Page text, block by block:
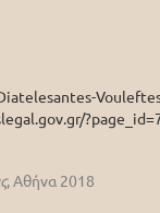
, Αθήνα 2018